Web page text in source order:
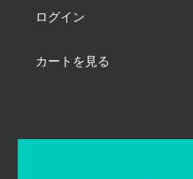
ログイン
カートを見る